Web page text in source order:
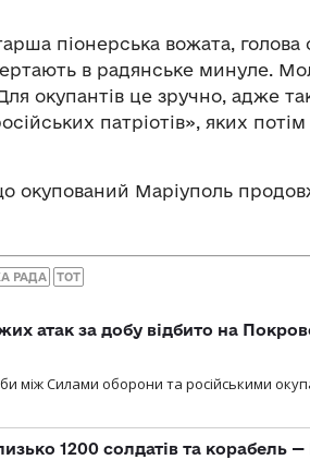
піонерська вожата,
в радянське минуле.
окупантів це зручно, адже
патріотів», яких
окупований Маріуполь
РАДА ТОТ
атак за добу відбито на
між Силами оборони та російськими
1200 солдатів та корабель